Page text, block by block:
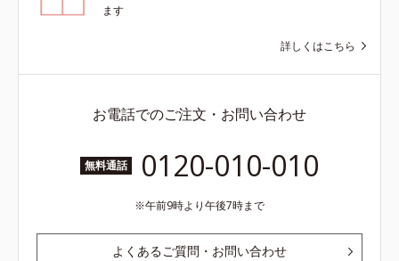
ます
詳しくはこちら
お電話でのご注文・お問い合わせ
無料通話 0120-010-010
午前9時より午後7時まで
よくあるご質問・お問い合わせ